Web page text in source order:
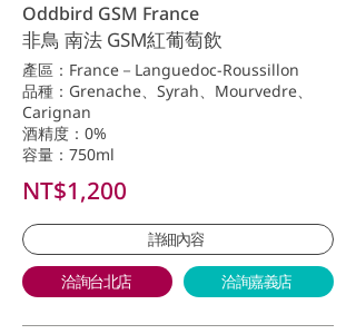
Oddbird GSM France
非鳥 南法 GSM紅葡萄飲
產區：France－Languedoc-Roussillon
品種：Grenache、Syrah、Mourvedre、
Carignan
酒精度：0%
容量：750ml
NT$1,200
詳細內容
洽詢台北店 洽詢嘉義店